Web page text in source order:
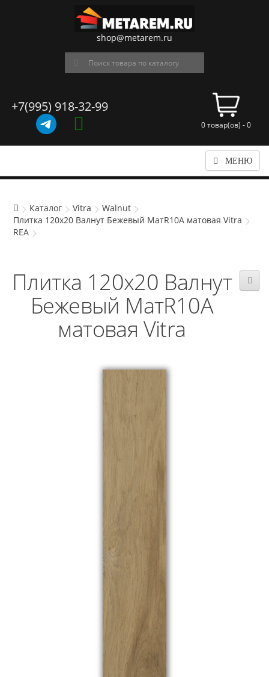
shop@metarem.ru
+7(995) 918-32-99
0 товар(ов) - 0
МЕНЮ
Каталог Vitra
Walnut
Плитка 120x20 Валнут Бежевый МатR10A матовая Vitra
REA
Плитка 120x20 Валнут
Бежевый МатR10A
матовая Vitra